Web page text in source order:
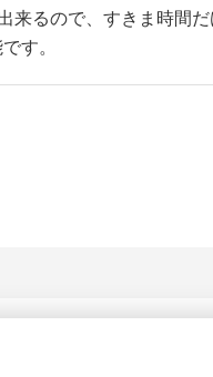
来るので、すきま時間
す。